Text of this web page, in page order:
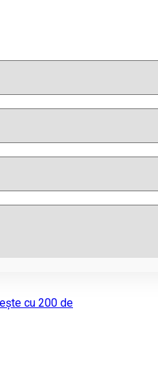
cu 200 de